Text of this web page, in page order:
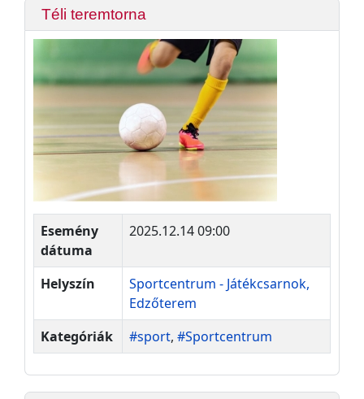
Téli teremtorna
Esemény
dátuma
2025.12.14 09:00
Helyszín
Sportcentrum - Játékcsarnok,
Edzőterem
Kategóriák
#sport, #Sportcentrum